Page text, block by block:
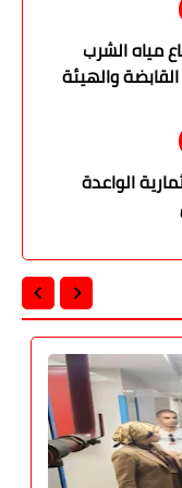
مياه الشرب
والهيئة
الواعدة